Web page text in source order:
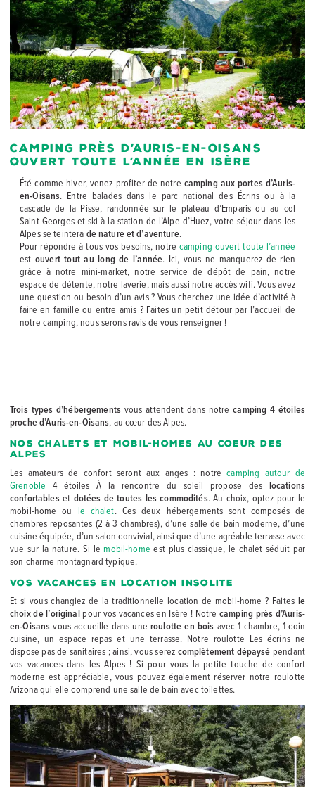
Camping près d’Auris-en-Oisans
ouvert toute l’année en Isère
Été comme hiver, venez profiter de notre camping aux portes d’Auris-
en-Oisans. Entre balades dans le parc national des Écrins ou à la
cascade de la Pisse, randonnée sur le plateau d’Emparis ou au col
Saint-Georges et ski à la station de l’Alpe d’Huez, votre séjour dans les
Alpes se teintera de nature et d’aventure.
Pour répondre à tous vos besoins, notre camping ouvert toute l’année
est ouvert tout au long de l’année. Ici, vous ne manquerez de rien
grâce à notre mini-market, notre service de dépôt de pain, notre
espace de détente, notre laverie, mais aussi notre accès wifi. Vous avez
une question ou besoin d’un avis ? Vous cherchez une idée d’activité à
faire en famille ou entre amis ? Faites un petit détour par l’accueil de
notre camping, nous serons ravis de vous renseigner !
Trois types d’hébergements vous attendent dans notrecamping 4 étoiles
proche d’Auris-en-Oisans, au cœur des Alpes.
Nos chalets et mobil-homes au coeur des
Alpes
Les amateurs de confort seront aux anges : notrecamping autour de
Grenoble 4 étoiles À la rencontre du soleil propose des locations
confortables et dotées de toutes les commodités. Au choix, optez pour le
mobil-home ou le chalet. Ces deux hébergements sont composés de
chambres reposantes (2 à 3 chambres), d’une salle de bain moderne, d’une
cuisine équipée, d’un salon convivial, ainsi que d’une agréable terrasse avec
vue sur la nature. Si le mobil-home est plus classique, le chalet séduit par
son charme montagnard typique.
Vos vacances en location insolite
Et si vous changiez de la traditionnelle location de mobil-home ? Faites le
choix de l’originalpour vos vacances en Isère ! Notre camping près d’Auris-
en-Oisans vous accueille dans uneroulotte en bois avec 1 chambre, 1 coin
cuisine, un espace repas et une terrasse. Notre roulotte Les écrins ne
dispose pas de sanitaires ; ainsi, vous serez complètement dépaysé pendant
vos vacances dans les Alpes ! Si pour vous la petite touche de confort
moderne est appréciable, vous pouvez également réserver notre roulotte
Arizona qui elle comprend une salle de bain avec toilettes.